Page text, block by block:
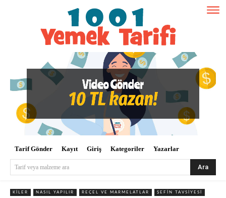
Tarif Gönder Kayıt Giriş Kategoriler Yazarlar
Tarif veya malzeme ara Ara
KILER NASIL YAPILIR REÇEL VE MARMELATLAR ŞEFIN TAVSIYESI